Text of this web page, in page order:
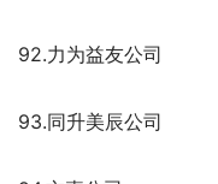
92.力为益友公司
93.同升美辰公司